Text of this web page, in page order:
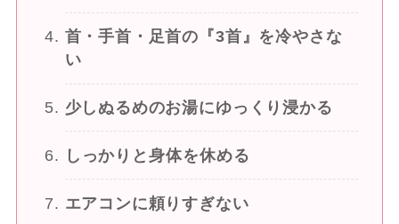
首・手首・足首の『3首』を冷やさな
い
少しぬるめのお湯にゆっくり浸かる
しっかりと身体を休める
エアコンに頼りすぎない